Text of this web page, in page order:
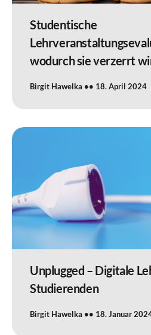
Studentische
wodurch sie verzerrt
Birgit Hawelka 18. April 2024
Unplugged – Digitale
Studierenden
Birgit Hawelka 18. Januar